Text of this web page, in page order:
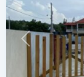
Previous